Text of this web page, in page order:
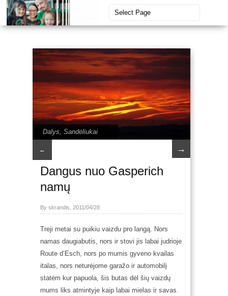
Dalys, Sandėliukai
← →
Dangus nuo Gasperich
namų
By skrandis, 2011/04/28
Treji metai su puikiu vaizdu pro langą. Nors
namas daugiabutis, nors ir stovi jis labai judrioje
Route d’Esch, nors po mumis gyveno kvailas
italas, nors neturėjome garažo ir automobilį
statėm kur papuola, šis butas dėl šių vaizdų
mums liks atmintyje kaip labai mielas ir savas.